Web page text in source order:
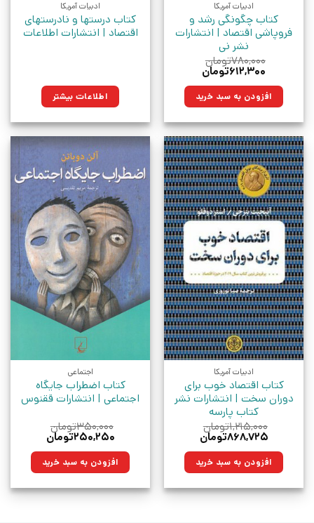
ادبیات آمریکا
کتاب چگونگی رشد و
فروپاشی اقتصاد | انتشارات
نشر نی
۷۸۰,۰۰۰تومان
قیمت
۷۸۰,۰۰۰تومان
بود.
۶۱۲,۳۰۰تومان
۶۱۲,۳۰۰تومان.افزودن به سبد خرید
ادبیات آمریکا
کتاب درستها و نادرستهای
اقتصاد | انتشارات اطلاعات
اطلاعات بیشتر
ادبیات آمریکا
کتاب اقتصاد خوب برای
دوران سخت | انتشارات نشر
کتاب پارسه
۱,۲۱۵,۰۰۰تومان
قیمت
۱,۲۱۵,۰۰۰تومان
بود.
۸۶۸,۷۲۵تومان
۸۶۸,۷۲۵تومان.افزودن به سبد خرید
اجتماعی
کتاب اضطراب جایگاه
اجتماعی | انتشارات ققنوس
۳۵۰,۰۰۰تومان
قیمت
۳۵۰,۰۰۰تومان
بود.
۲۵۰,۲۵۰تومان
۲۵۰,۲۵۰تومان.افزودن به سبد خرید